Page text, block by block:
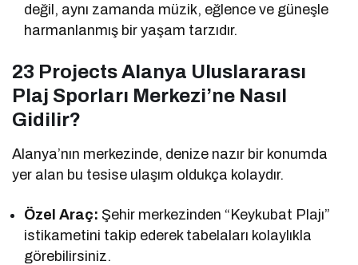
değil, aynı zamanda müzik, eğlence ve güneşle
harmanlanmış bir yaşam tarzıdır.
23 Projects Alanya Uluslararası
Plaj Sporları Merkezi’ne Nasıl
Gidilir?
Alanya’nın merkezinde, denize nazır bir konumda
yer alan bu tesise ulaşım oldukça kolaydır.
Özel Araç: Şehir merkezinden “Keykubat Plajı”
istikametini takip ederek tabelaları kolaylıkla
görebilirsiniz.